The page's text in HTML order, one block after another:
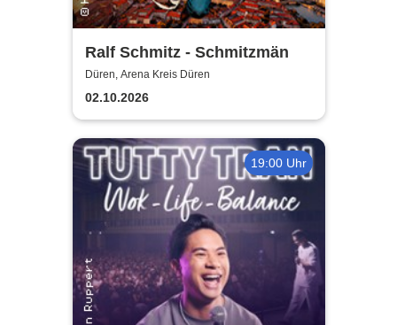
Ralf Schmitz - Schmitzmän
Düren, Arena Kreis Düren
02.10.2026
19:00 Uhr